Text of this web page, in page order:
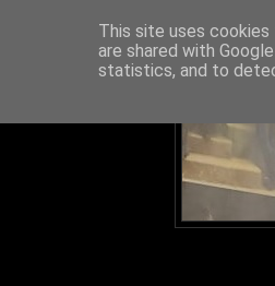
This site uses
are shared with
statistics, and to